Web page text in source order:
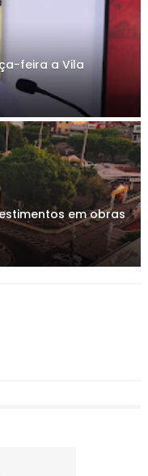
feira a Vila
em obras